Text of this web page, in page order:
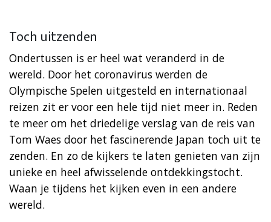
Toch uitzenden
Ondertussen is er heel wat veranderd in de
wereld. Door het coronavirus werden de
Olympische Spelen uitgesteld en internationaal
reizen zit er voor een hele tijd niet meer in. Reden
te meer om het driedelige verslag van de reis van
Tom Waes door het fascinerende Japan toch uit te
zenden. En zo de kijkers te laten genieten van zijn
unieke en heel afwisselende ontdekkingstocht.
Waan je tijdens het kijken even in een andere
wereld.